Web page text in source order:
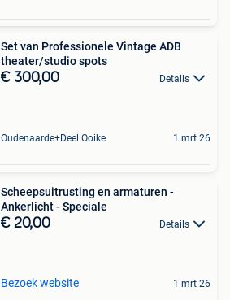
Set van Professionele Vintage ADB
theater/studio spots
€ 300,00 Details
Oudenaarde+Deel Ooike 1 mrt 26
Scheepsuitrusting en armaturen -
Ankerlicht - Speciale
€ 20,00 Details
Bezoek website 1 mrt 26